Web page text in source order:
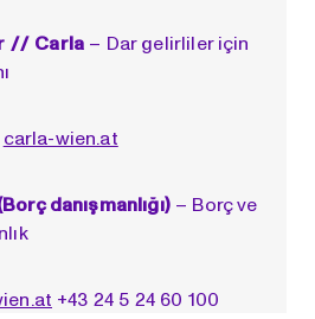
/ / Carla – Dar gelirliler için
carla-wien.at
danışmanlığı)– Borç ve
+43 24 5 24 60 100